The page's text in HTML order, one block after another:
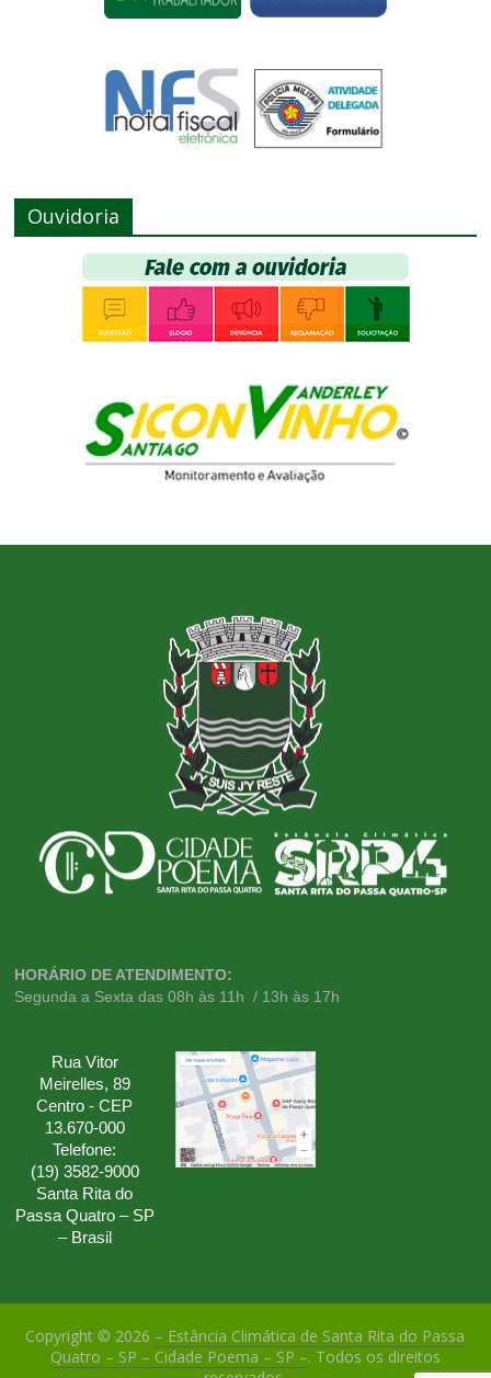
Ouvidoria
HORÁRIO DE ATENDIMENTO:
Segunda a Sexta das 08h às 11h / 13h às 17h
Rua Vitor
Meirelles, 89
Centro - CEP
13.670-000
Telefone:
(19) 3582-9000
Santa Rita do
Passa Quatro – SP
– Brasil
Copyright © 2026 – Estância Climática de Santa Rita do Passa
Quatro – SP – Cidade Poema – SP –. Todos os direitos